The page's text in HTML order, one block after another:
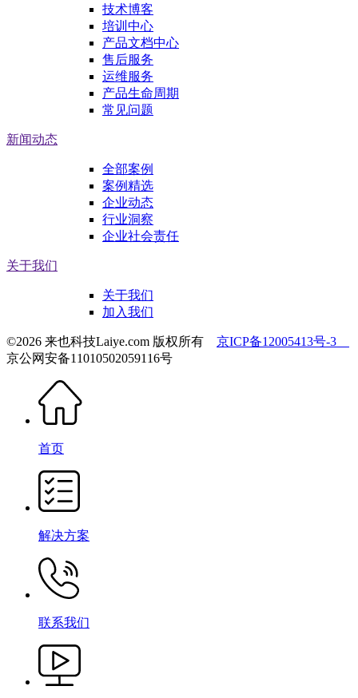
技术博客
培训中心
产品文档中心
售后服务
运维服务
产品生命周期
常见问题
新闻动态
全部案例
案例精选
企业动态
行业洞察
企业社会责任
关于我们
关于我们
加入我们
©2026 来也科技Laiye.com 版权所有 京ICP备12005413号-3
京公网安备11010502059116号
首页
解决方案
联系我们